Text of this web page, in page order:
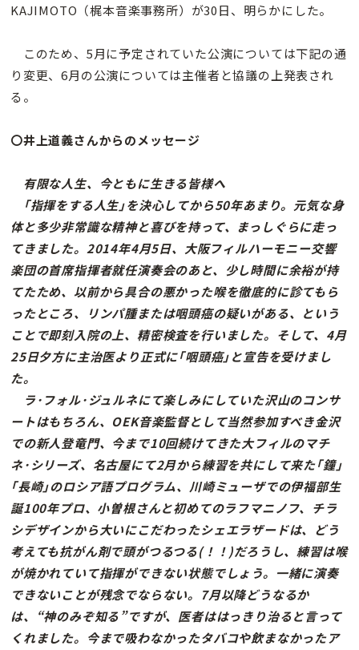
KAJIMOTO（梶本音楽事務所）が30日、明らかにした。
このため、5月に予定されていた公演については下記の通
り変更、6月の公演については主催者と協議の上発表され
る。
〇井上道義さんからのメッセージ
有限な人生、今ともに生きる皆様へ
｢指揮をする人生｣を決心してから50年あまり。元気な身
体と多少非常識な精神と喜びを持って、まっしぐらに走っ
てきました。2014年4月5日、大阪フィルハーモニー交響
楽団の首席指揮者就任演奏会のあと、少し時間に余裕が持
てたため、以前から具合の悪かった喉を徹底的に診てもら
ったところ、リンパ腫または咽頭癌の疑いがある、という
ことで即刻入院の上、精密検査を行いました。そして、4月
25日夕方に主治医より正式に｢咽頭癌｣と宣告を受けまし
た。
ラ･フォル･ジュルネにて楽しみにしていた沢山のコンサ
ートはもちろん、OEK音楽監督として当然参加すべき金沢
での新人登竜門、今まで10回続けてきた大フィルのマチ
ネ･シリーズ、名古屋にて2月から練習を共にして来た｢鐘｣
｢長崎｣のロシア語プログラム、川崎ミューザでの伊福部生
誕100年プロ、小曽根さんと初めてのラフマニノフ、チラ
シデザインから大いにこだわったシェエラザードは、どう
考えても抗がん剤で頭がつるつる(！！)だろうし、練習は喉
が焼かれていて指揮ができない状態でしょう。一緒に演奏
できないことが残念でならない。7月以降どうなるか
は、“神のみぞ知る”ですが、医者ははっきり治ると言って
くれました。今まで吸わなかったタバコや飲まなかったア